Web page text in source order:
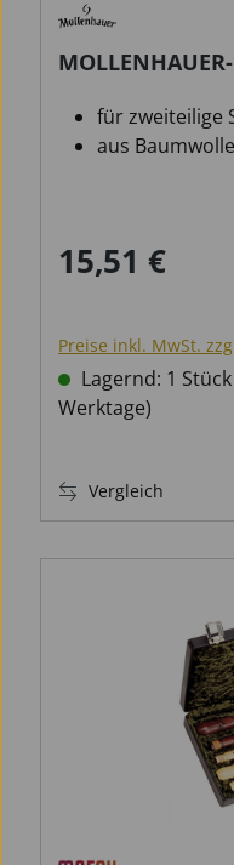
für zweiteilige
aus Baumwolle
Regulärer Preis:
15,51 €
Preise inkl. MwSt.
Lagernd: 1
Werktage)
Vergleich